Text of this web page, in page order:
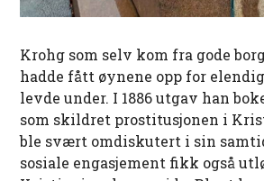
Krohg som selv kom fra gode
hadde fått øynene opp for
levde under. I 1886 utgav han
som skildret prostitusjonen i
ble svært omdiskutert i sin
sosiale engasjement fikk også